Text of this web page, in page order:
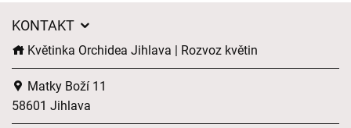
KONTAKT
Květinka Orchidea Jihlava | Rozvoz květin
Matky Boží 11
58601 Jihlava